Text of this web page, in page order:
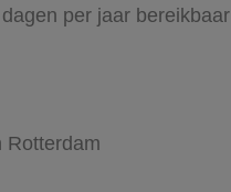
per jaar bereikbaar
Rotterdam